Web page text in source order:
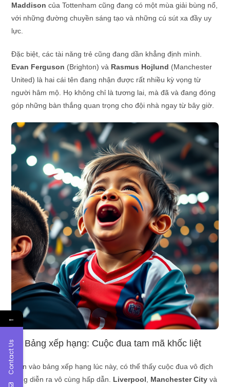
Maddison của Tottenham cũng đang có một mùa giải bùng nổ,
với những đường chuyền sáng tạo và những cú sút xa đầy uy
lực.
Đặc biệt, các tài năng trẻ cũng đang dần khẳng định mình.
Evan Ferguson (Brighton) và Rasmus Hojlund (Manchester
United) là hai cái tên đang nhận được rất nhiều kỳ vọng từ
người hâm mộ. Họ không chỉ là tương lai, mà đã và đang đóng
góp những bàn thắng quan trọng cho đội nhà ngay từ bây giờ.
Bảng xếp hạng: Cuộc đua tam mã khốc liệt
Nhìn vào bảng xếp hạng lúc này, có thể thấy cuộc đua vô địch
đang diễn ra vô cùng hấp dẫn. Liverpool Manchester City và
←
Contact Us